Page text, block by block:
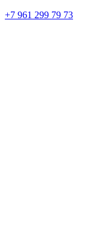
+7 961 299 79 73